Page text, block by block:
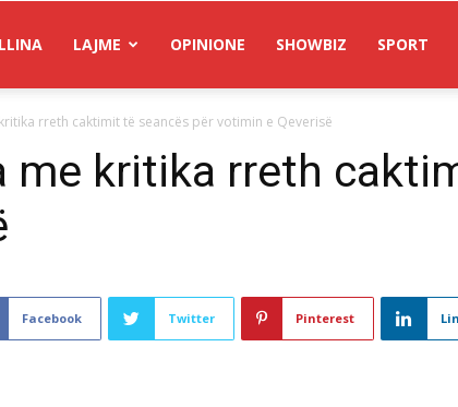
LAJME OPINIONE SHOWBIZ SPORT
rreth caktimit të seancës për votimin e Qeverisë
me kritika rreth
Facebook Twitter Pinterest